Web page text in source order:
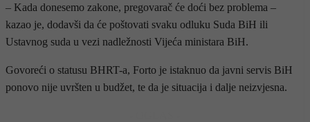
– Kada donesemo zakone, pregovarač će doći bez problema –
kazao je, dodavši da će poštovati svaku odluku Suda BiH ili
Ustavnog suda u vezi nadležnosti Vijeća ministara BiH.
Govoreći o statusu BHRT-a, Forto je istaknuo da javni servis BiH
ponovo nije uvršten u budžet, te da je situacija i dalje neizvjesna.